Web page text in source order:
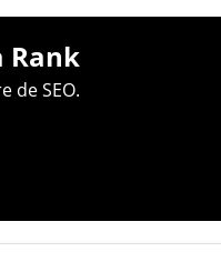
Rank
de SEO.